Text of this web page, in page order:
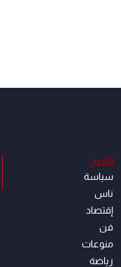
الأخبار
سياسة
ناس
إقتصاد
فن
منوعات
رياضة